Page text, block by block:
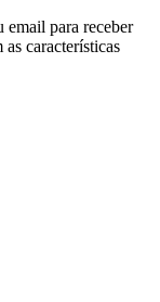
email para receber
características